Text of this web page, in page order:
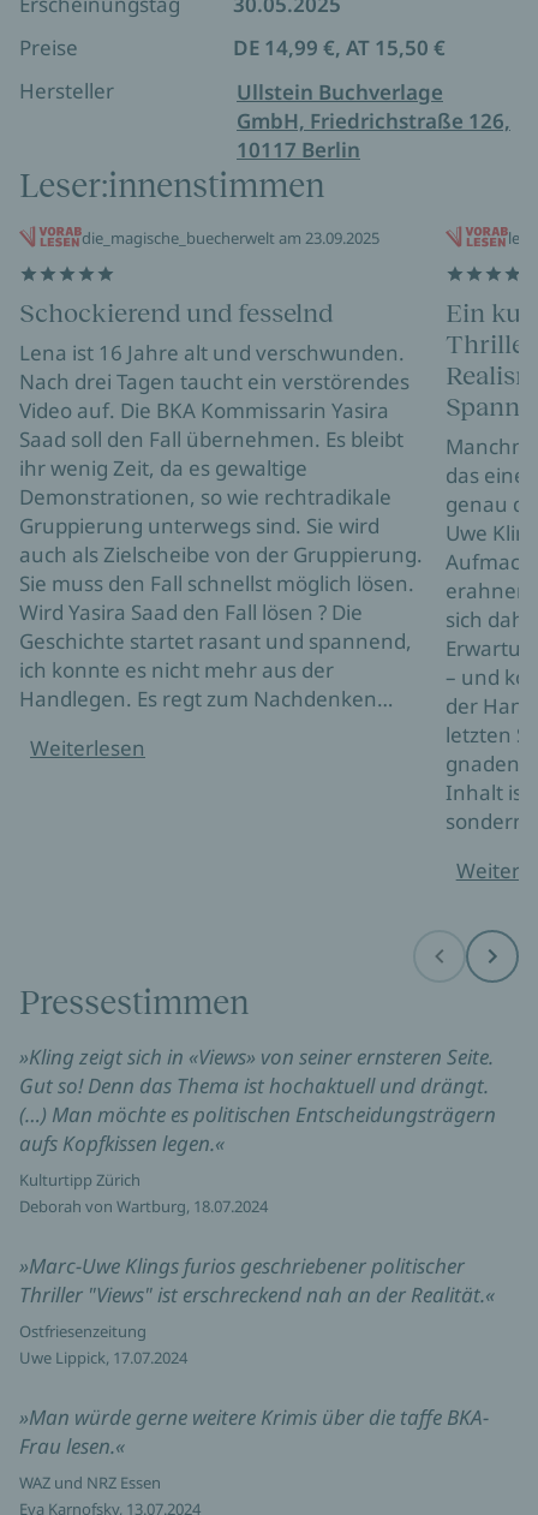
Preise
DE 14,99 €, AT 15,50 €
Hersteller
Ullstein Buchverlage
GmbH, Friedrichstraße 126,
10117 Berlin
Leser:innenstimmen
die_magische_buecherwelt am 23.09.2025
Schockierend und fesselnd
Lena ist 16 Jahre alt und verschwunden.
Nach drei Tagen taucht ein verstörendes
Video auf. Die BKA Kommissarin Yasira
Saad soll den Fall übernehmen. Es bleibt
ihr wenig Zeit, da es gewaltige
Demonstrationen, so wie rechtradikale
Gruppierung unterwegs sind. Sie wird
auch als Zielscheibe von der Gruppierung.
Sie muss den Fall schnellst möglich lösen.
Wird Yasira Saad den Fall lösen ? Die
Geschichte startet rasant und spannend,
ich konnte es nicht mehr aus der
Handlegen. Es regt zum Nachdenken…
Weiterlesen
Ein
das
genau
Uwe
sich
– und
der
letzten
Inhalt ist
Before Next
Pressestimmen
»Kling zeigt sich in «Views» von seiner ernsteren Seite.
Gut so! Denn das Thema ist hochaktuell und drängt.
(…) Man möchte es politischen Entscheidungsträgern
aufs Kopfkissen legen.«
Kulturtipp Zürich
Deborah von Wartburg, 18.07.2024
»Marc-Uwe Klings furios geschriebener politischer
Thriller "Views" ist erschreckend nah an der Realität.«
Ostfriesenzeitung
Uwe Lippick, 17.07.2024
»Man würde gerne weitere Krimis über die taffe BKA-
Frau lesen.«
WAZ und NRZ Essen
Eva Karnofsky, 13.07.2024